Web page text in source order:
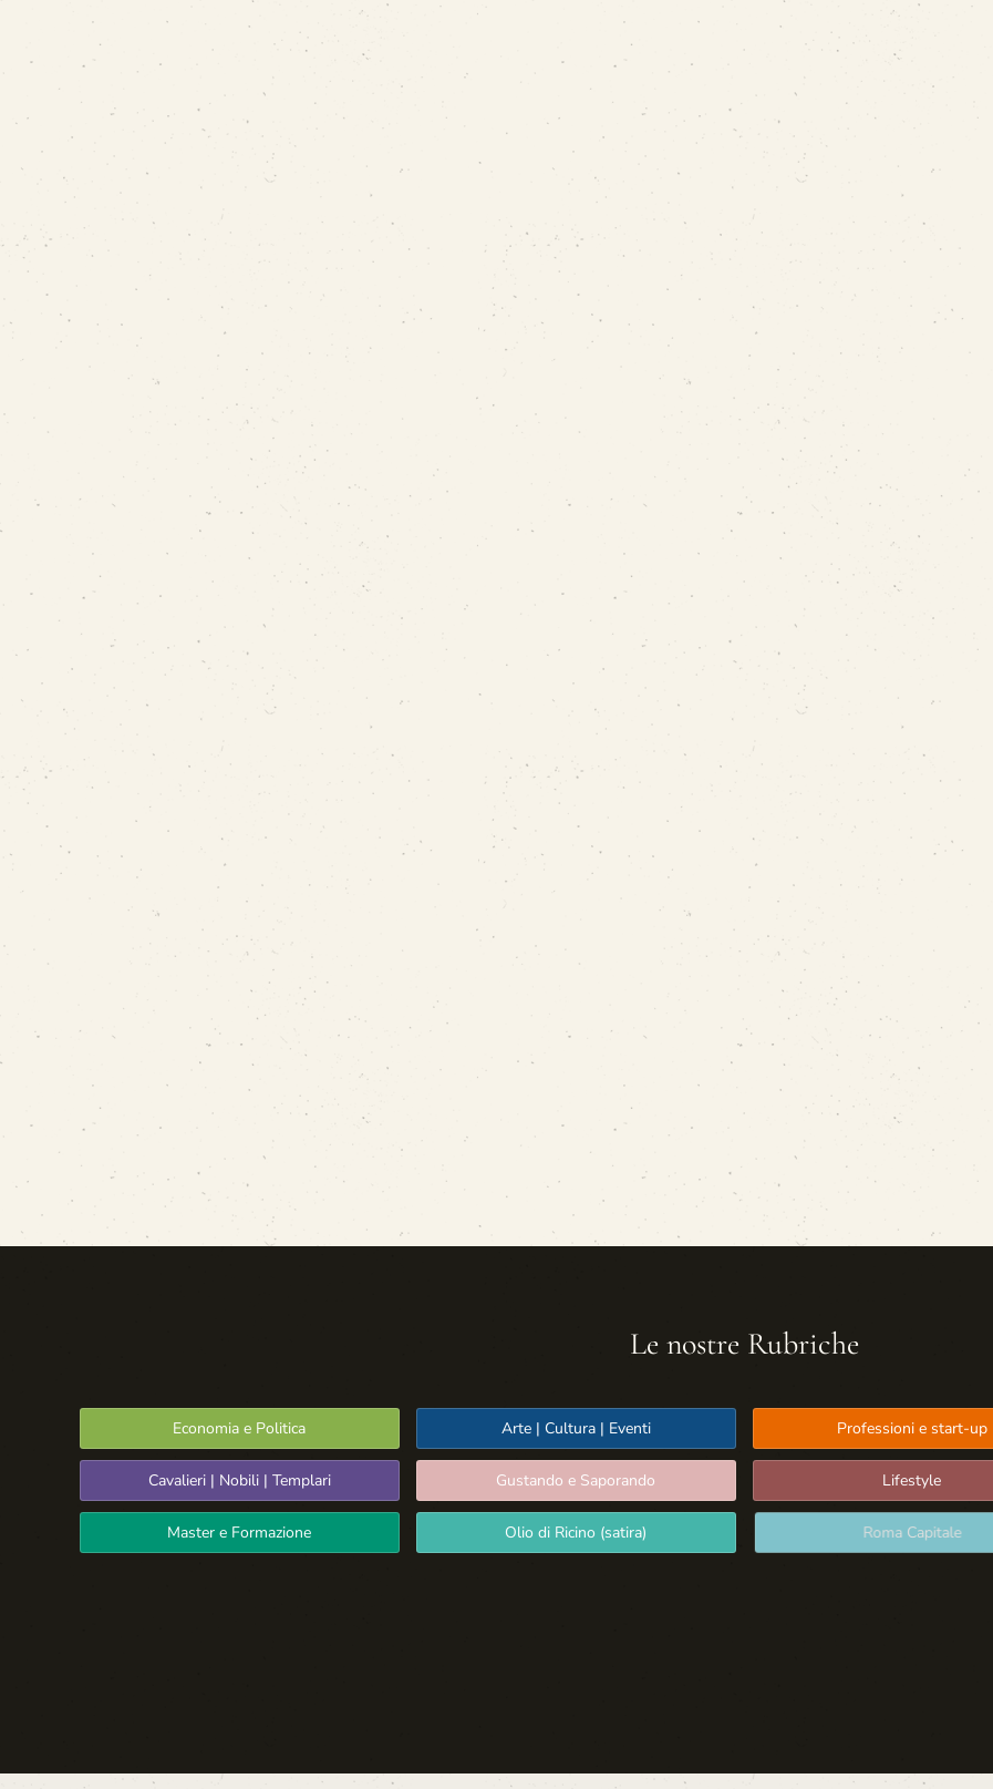
Le nostre Rubriche
Economia e Politica Arte | Cultura | Eventi Professioni e start-up
Cavalieri | Nobili | Templari Gustando e Saporando Lifestyle
Master e Formazione Olio di Ricino (satira) Roma Capitale